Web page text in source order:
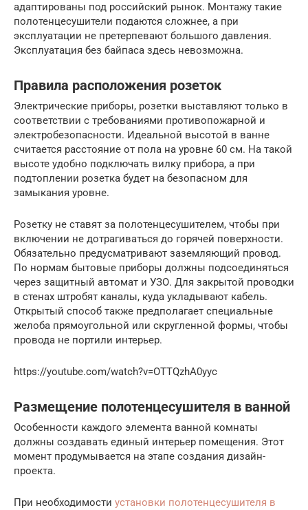
адаптированы под российский рынок. Монтажу такие
полотенцесушители подаются сложнее, а при
эксплуатации не претерпевают большого давления.
Эксплуатация без байпаса здесь невозможна.
Правила расположения розеток
Электрические приборы, розетки выставляют только в
соответствии с требованиями противопожарной и
электробезопасности. Идеальной высотой в ванне
считается расстояние от пола на уровне 60 см. На такой
высоте удобно подключать вилку прибора, а при
подтоплении розетка будет на безопасном для
замыкания уровне.
Розетку не ставят за полотенцесушителем, чтобы при
включении не дотрагиваться до горячей поверхности.
Обязательно предусматривают заземляющий провод.
По нормам бытовые приборы должны подсоединяться
через защитный автомат и УЗО. Для закрытой проводки
в стенах штробят каналы, куда укладывают кабель.
Открытый способ также предполагает специальные
желоба прямоугольной или скругленной формы, чтобы
провода не портили интерьер.
https://youtube.com/watch?v=OTTQzhA0yyc
Размещение полотенцесушителя в ванной
Особенности каждого элемента ванной комнаты
должны создавать единый интерьер помещения. Этот
момент продумывается на этапе создания дизайн-
проекта.
При необходимости установки полотенцесушителя в